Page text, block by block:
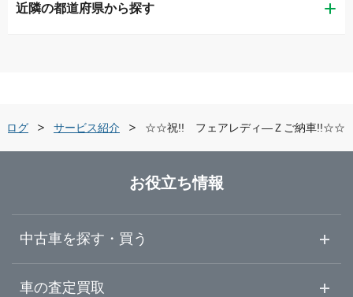
ガリバー9号京都洛西店
ガリバー宇治槇島店
ガリバー野田川店
ガリバー京都店
京都市南区
京田辺市
近隣の都道府県から探す
奈良県
ログ サービス紹介 ☆☆祝!! フェアレディ―Ｚご納車!!☆☆
お役立ち情報
中古車を探す・買う
中古車情報・中古車検索
車の査定買取